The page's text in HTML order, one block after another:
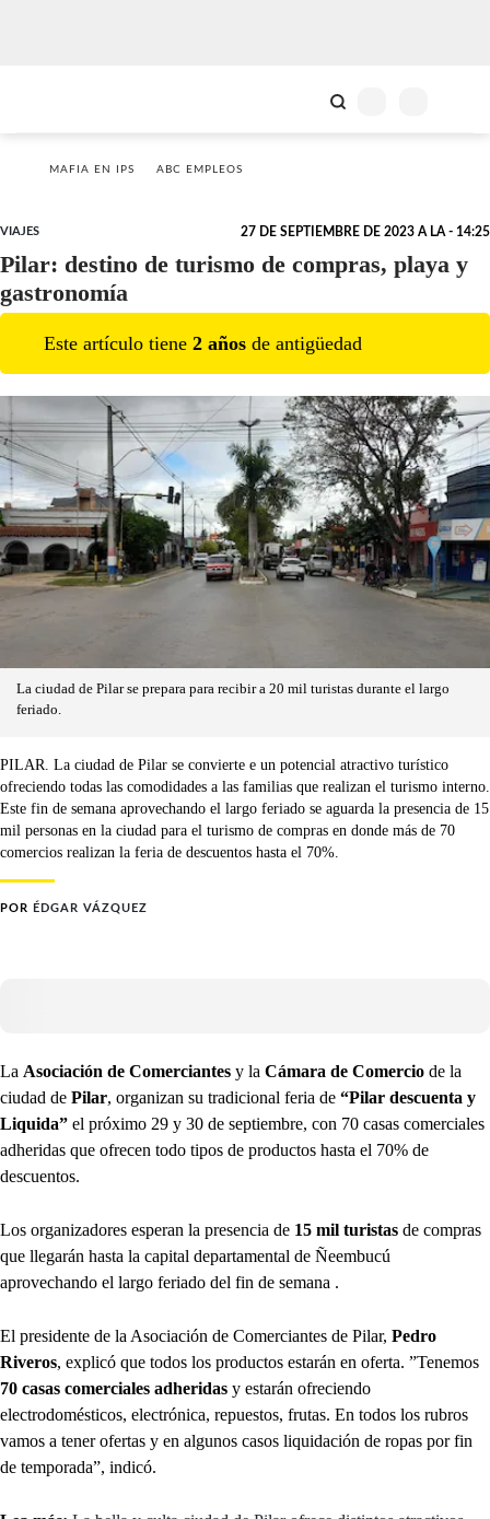
MAFIA EN IPS ABC EMPLEOS
VIAJES 27 DE SEPTIEMBRE DE 2023 A LA - 14:25
Pilar: destino de turismo de compras, playa y
gastronomía
Este artículo tiene 2 años de antigüedad
La ciudad de Pilar se prepara para recibir a 20 mil turistas durante el largo
feriado.
PILAR. La ciudad de Pilar se convierte e un potencial atractivo turístico
ofreciendo todas las comodidades a las familias que realizan el turismo interno.
Este fin de semana aprovechando el largo feriado se aguarda la presencia de 15
mil personas en la ciudad para el turismo de compras en donde más de 70
comercios realizan la feria de descuentos hasta el 70%.
POR ÉDGAR VÁZQUEZ
La Asociación de Comerciantes y la Cámara de Comercio de la
ciudad de Pilar, organizan su tradicional feria de “Pilar descuenta y
Liquida” el próximo 29 y 30 de septiembre, con 70 casas comerciales
adheridas que ofrecen todo tipos de productos hasta el 70% de
descuentos.
Los organizadores esperan la presencia de 15 mil turistas de compras
que llegarán hasta la capital departamental de Ñeembucú
aprovechando el largo feriado del fin de semana .
El presidente de la Asociación de Comerciantes de Pilar, Pedro
Riveros, explicó que todos los productos estarán en oferta. ”Tenemos
70 casas comerciales adheridas y estarán ofreciendo
electrodomésticos, electrónica, repuestos, frutas. En todos los rubros
vamos a tener ofertas y en algunos casos liquidación de ropas por fin
de temporada”, indicó.